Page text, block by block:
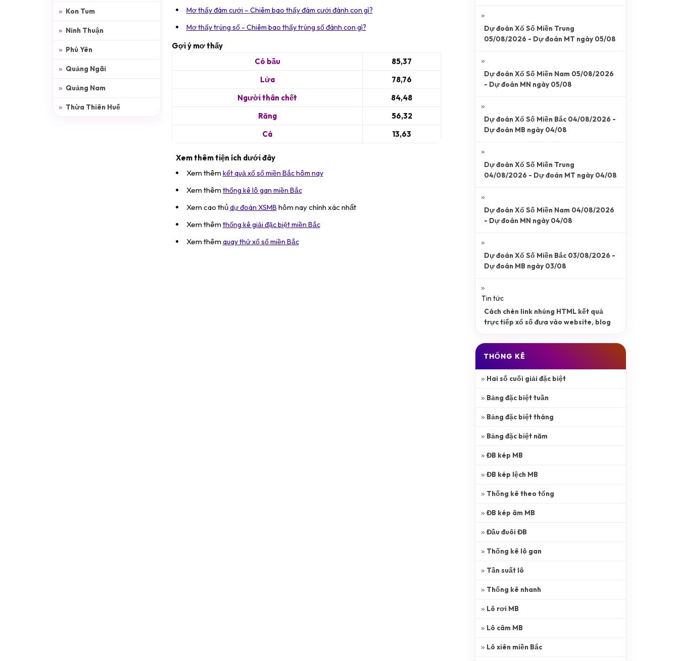
Mơ thấy đám cưới – Chiêm bao thấy đám cưới đánh con gì?
Mơ thấy trúng số - Chiêm bao thấy trúng số đánh con gì?
Gợi ý mơ thấy
Có bầu
85,37
Lửa
78,76
Người thân chết
84,48
Răng
56,32
Cá
13,63
Xem thêm tiện ích dưới đây
Xem thêm kết quả xổ số miền Bắc hôm nay
Xem thêm thống kê lô gan miền Bắc
Xem cao thủdự đoán XSMB hôm nay chính xác nhất
Xem thêm thống kê giải đặc biệt miền Bắc
Xem thêm quay thử xổ số miền Bắc
Kon Tum
Ninh Thuận
Phú Yên
Quảng Ngãi
Quảng Nam
Thừa Thiên Huế
Dự đoán Xổ Số Miền Trung
05/08/2026 - Dự đoán MT ngày 05/08
Dự đoán Xổ Số Miền Nam 05/08/2026
- Dự đoán MN ngày 05/08
Dự đoán Xổ Số Miền Bắc 04/08/2026 -
Dự đoán MB ngày 04/08
Dự đoán Xổ Số Miền Trung
04/08/2026 - Dự đoán MT ngày 04/08
Dự đoán Xổ Số Miền Nam 04/08/2026
- Dự đoán MN ngày 04/08
Dự đoán Xổ Số Miền Bắc 03/08/2026 -
Dự đoán MB ngày 03/08
Tin tức
Cách chèn link nhúng HTML kết quả
trực tiếp xổ số đưa vào website, blog
THỐNG KÊ
Hai số cuối giải đặc biệt
Bảng đặc biệt tuần
Bảng đặc biệt tháng
Bảng đặc biệt năm
ĐB kép MB
ĐB kép lệch MB
Thống kê theo tổng
ĐB kép âm MB
Đầu đuôi ĐB
Thống kê lô gan
Tần suất lô
Thống kê nhanh
Lô rơi MB
Lô câm MB
Lô xiên miền Bắc